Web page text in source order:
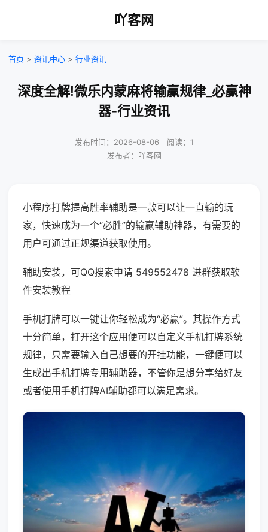
吖客网
首页 > 资讯中心 > 行业资讯
深度全解!微乐内蒙麻将输赢规律_必赢神
器-行业资讯
发布时间：2026-08-06｜阅读：1
发布者：吖客网
小程序打牌提高胜率辅助是一款可以让一直输的玩
家，快速成为一个“必胜”的输赢辅助神器，有需要的
用户可通过正规渠道获取使用。
辅助安装，可QQ搜索申请 549552478 进群获取软
件安装教程
手机打牌可以一键让你轻松成为“必赢”。其操作方式
十分简单，打开这个应用便可以自定义手机打牌系统
规律，只需要输入自己想要的开挂功能，一键便可以
生成出手机打牌专用辅助器，不管你是想分享给好友
或者使用手机打牌AI辅助都可以满足需求。